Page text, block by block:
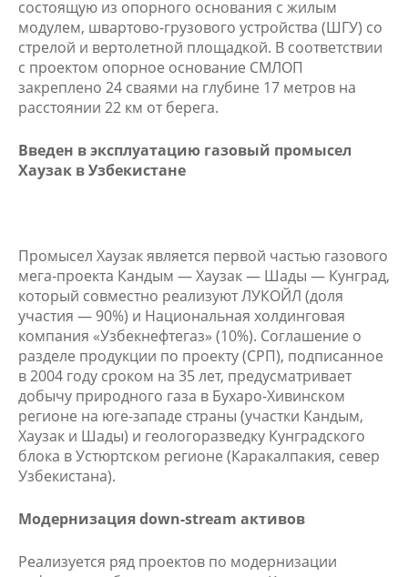
состоящую из опорного основания с жилым
модулем, швартово-грузового устройства (ШГУ) со
стрелой и вертолетной площадкой. В соответствии
с проектом опорное основание СМЛОП
закреплено 24 сваями на глубине 17 метров на
расстоянии 22 км от берега.
Введен в эксплуатацию газовый промысел
Хаузак в Узбекистане
Промысел Хаузак является первой частью газового
мега-проекта Кандым — Хаузак — Шады — Кунград,
который совместно реализуют ЛУКОЙЛ (доля
участия — 90%) и Национальная холдинговая
компания «Узбекнефтегаз» (10%). Соглашение о
разделе продукции по проекту (СРП), подписанное
в 2004 году сроком на 35 лет, предусматривает
добычу природного газа в Бухаро-Хивинском
регионе на юге-западе страны (участки Кандым,
Хаузак и Шады) и геологоразведку Кунградского
блока в Устюртском регионе (Каракалпакия, север
Узбекистана).
Модернизация down-stream активов
Реализуется ряд проектов по модернизации